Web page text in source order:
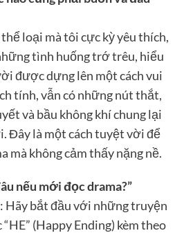
loại mà tôi cực kỳ yêu thích,
tình huống trớ trêu, hiểu
được dựng lên một cách vui
tính, vẫn có những nút thắt,
và bầu không khí chung lại
Đây là một cách tuyệt vời để
mà không cảm thấy nặng nề.
nếu mới đọc drama?”
Hãy bắt đầu với những truyện
(Happy Ending) kèm theo